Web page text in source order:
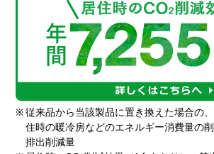
※ 従来品から当該製品に置き換えた場合の
住時の暖冷房などのエネルギー消費量の
排出削減量